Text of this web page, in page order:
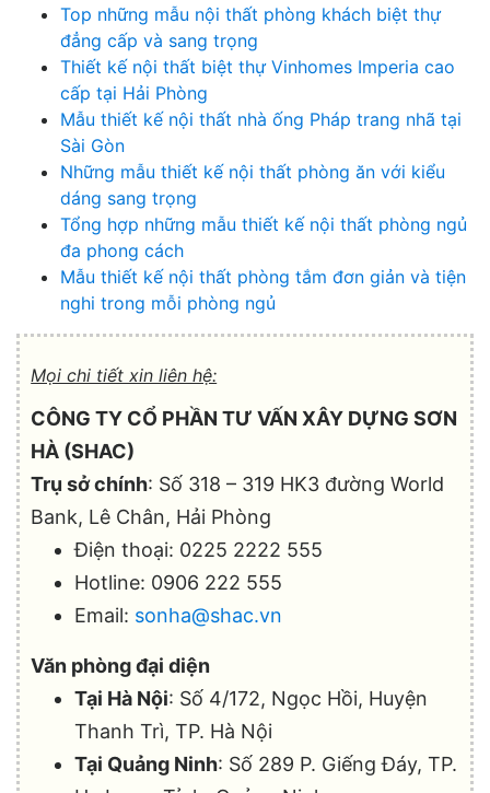
Top những mẫu nội thất phòng khách biệt thự
đẳng cấp và sang trọng
Thiết kế nội thất biệt thự Vinhomes Imperia cao
cấp tại Hải Phòng
Mẫu thiết kế nội thất nhà ống Pháp trang nhã tại
Sài Gòn
Những mẫu thiết kế nội thất phòng ăn với kiểu
dáng sang trọng
Tổng hợp những mẫu thiết kế nội thất phòng ngủ
đa phong cách
Mẫu thiết kế nội thất phòng tắm đơn giản và tiện
nghi trong mỗi phòng ngủ
Mọi chi tiết xin liên hệ:
CÔNG TY CỔ PHẦN TƯ VẤN XÂY DỰNG SƠN
HÀ (SHAC)
Trụ sở chính: Số 318 – 319 HK3 đường World
Bank, Lê Chân, Hải Phòng
Điện thoại: 0225 2222 555
Hotline: 0906 222 555
Email: sonha@shac.vn
Văn phòng đại diện
Tại Hà Nội: Số 4/172, Ngọc Hồi, Huyện
Thanh Trì, TP. Hà Nội
Tại Quảng Ninh: Số 289 P. Giếng Đáy, TP.